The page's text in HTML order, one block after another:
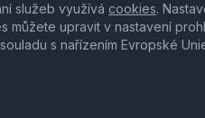
služeb využívá cookies.
můžete upravit v nastavení
s nařízením Evropské